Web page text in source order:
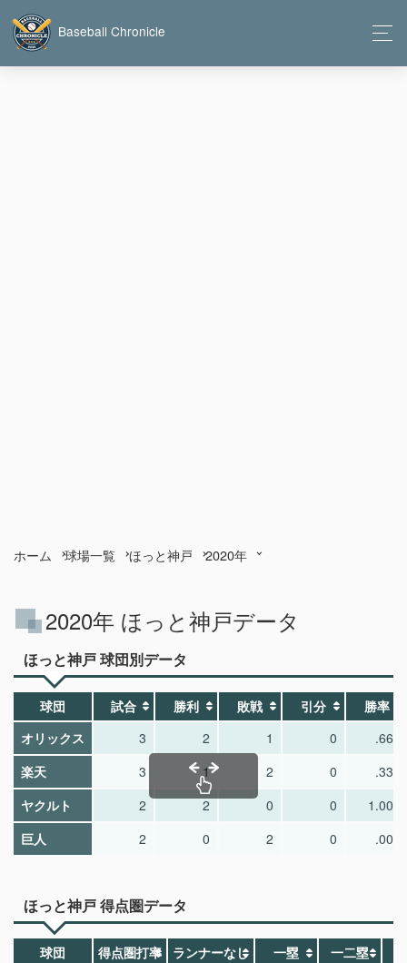
Baseball Chronicle
ホーム 球場一覧 ほっと神戸 2020年
2020年 ほっと神戸データ
ほっと神戸 球団別データ
球団 試合 勝利 敗戦 引分
勝率
オリックス
3 2 1 0
.667
楽天
3 1 2 0
.333
ヤクルト
2 2 0 0
1.000
巨人
2 0 2 0 .000
ほっと神戸 得点圏データ
球団 得点圏打率 ランナーなし 一塁 一二塁